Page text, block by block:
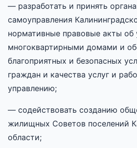
— разработать и принять
самоуправления
нормативные правовые акты об
многоквартирными домами и
благоприятных и безопасных
граждан и качества услуг и
управлению;
— содействовать созданию
жилищных Советов поселений
области;